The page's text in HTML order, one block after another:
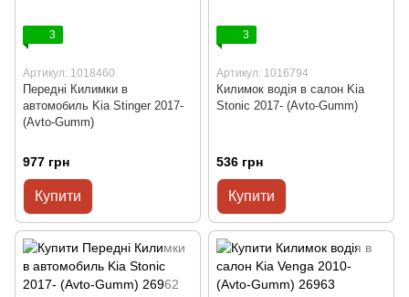
3
Артикул: 1018460
Передні Килимки в
автомобиль Kia Stinger 2017-
(Avto-Gumm)
977 грн
Купити
3
Артикул: 1016794
Килимок водія в салон Kia
Stonic 2017- (Avto-Gumm)
536 грн
Купити